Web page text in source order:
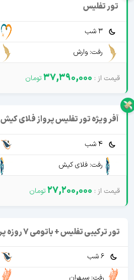
تور تفلیس
3 شب
رفت: وارش
37,390,000
آفر ویژه تور تفلیس پرواز فلای کیش
4 شب
رفت: فلای کیش
27,200,000
تور ترکیبی تفلیس + باتومی 7 روزه پرواز سپهران
6 شب
رفت: سپهران